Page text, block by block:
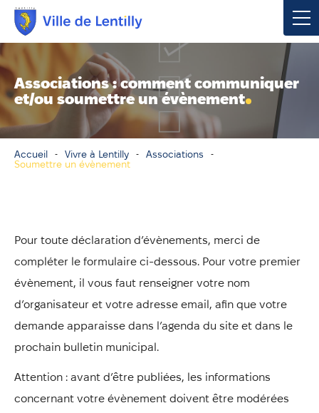
Associations : comment communiquer
et/ou soumettre un évènement
Accueil Vivre à Lentilly
Associations
Soumettre un évènement
Pour toute déclaration d’évènements, merci de
compléter le formulaire ci-dessous. Pour votre premier
évènement, il vous faut renseigner votre nom
d’organisateur et votre adresse email, afin que votre
demande apparaisse dans l’agenda du site et dans le
prochain bulletin municipal.
Attention : avant d’être publiées, les informations
concernant votre évènement doivent être modérées
Votre mairie
Vivre à Lentilly
Publications
Annuaire
Évènements
Démarches